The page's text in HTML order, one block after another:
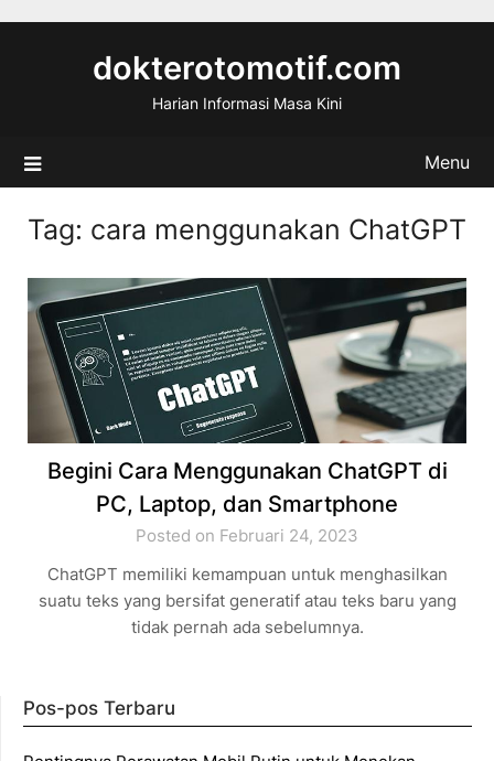
dokterotomotif.com
Harian Informasi Masa Kini
Menu
Tag: cara menggunakan ChatGPT
Begini Cara Menggunakan ChatGPT di
PC, Laptop, dan Smartphone
Posted on Februari 24, 2023
ChatGPT memiliki kemampuan untuk menghasilkan
suatu teks yang bersifat generatif atau teks baru yang
tidak pernah ada sebelumnya.
Pos-pos Terbaru